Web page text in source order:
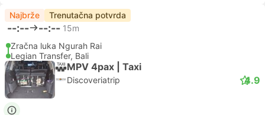
Najbrže Trenutačna potvrda
--:-- --:-- 15m
Zračna luka Ngurah Rai
Legian Transfer, Bali
MPV 4pax | Taxi
Discoveriatrip 4.9